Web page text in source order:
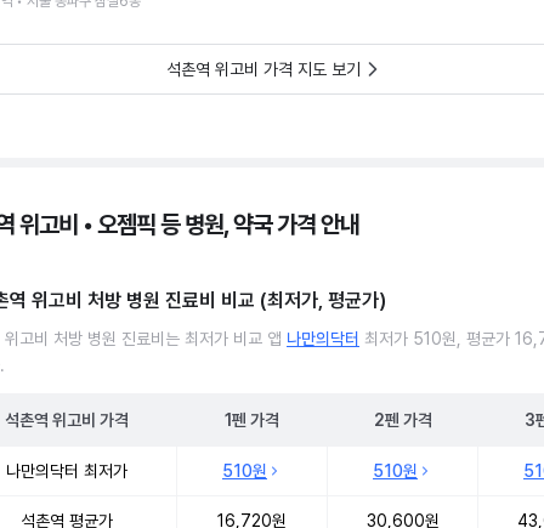
석촌역 위고비 가격 지도 보기
위고비 • 오젬픽 등 병원, 약국 가격 안내
역 위고비 처방 병원 진료비 비교 (최저가, 평균가)
위고비 처방 병원 진료비는 최저가 비교 앱 나만의닥터 최저가 510원, 평균가
석촌역 위고비 가격 1펜 가격 2펜 가격 3
나만의닥터 최저가 510원 510원
석촌역 평균가 16,720원 30,600원